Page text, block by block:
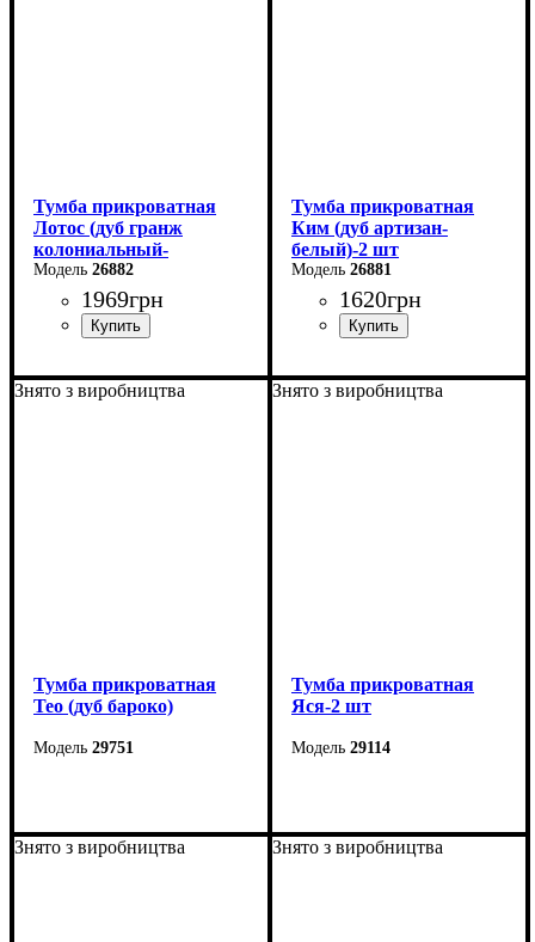
Тумба прикроватная
Лотос (дуб гранж
колониальный-
антрацит)-2 шт
26882
1969грн
Ширина: 40 см
Тумба прикроватная
Ким (дуб артизан-
белый)-2 шт
26881
1620грн
Ширина: 42,5 см
Знято з виробництва
Тумба прикроватная
Тео (дуб бароко)
29751
Высота: 38 см
Глубина: 40 см
Знято з виробництва
Тумба прикроватная
Яся-2 шт
29114
Высота: 26 см
Глубина: 40 см
Знято з виробництва Знято з виробництва